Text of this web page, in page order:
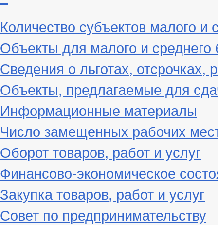
Количество субъектов малого и
Объекты для малого и среднего
Сведения о льготах, отсрочках,
Объекты, предлагаемые для
Информационные материалы
Число замещенных рабочих
Оборот товаров, работ и услуг
Финансово-экономическое
Закупка товаров, работ и услуг
Совет по предпринимательству